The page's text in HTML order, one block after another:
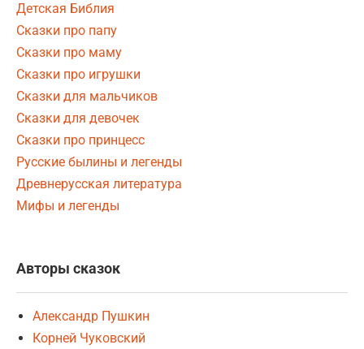
Детская Библия
Сказки про папу
Сказки про маму
Сказки про игрушки
Сказки для мальчиков
Сказки для девочек
Сказки про принцесс
Русские былины и легенды
Древнерусская литература
Мифы и легенды
Авторы сказок
Александр Пушкин
Корней Чуковский